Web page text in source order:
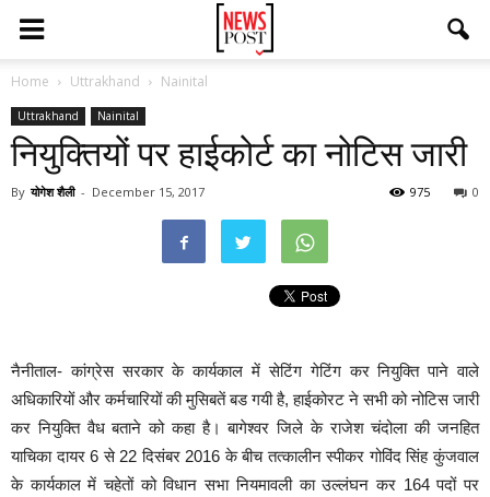
Home Uttrakhand Nainital
Uttrakhand Nainital
नियुक्तियों पर हाईकोर्ट का नोटिस जारी
By योगेश शैली - December 15, 2017 0
975
नैनीताल- कांग्रेस सरकार के कार्यकाल में सेटिंग गेटिंग कर नियुक्ति पाने वाले
अधिकारियों और कर्मचारियों की मुसिबतें बड गयी है, हाईकोरट ने सभी को नोटिस जारी
कर नियुक्ति वैध बताने को कहा है। बागेश्वर जिले के राजेश चंदोला की जनहित
याचिका दायर 6 से 22 दिसंबर 2016 के बीच तत्कालीन स्पीकर गोविंद सिंह कुंजवाल
के कार्यकाल में चहेतों को विधान सभा नियमावली का उल्लंघन कर 164 पदों पर